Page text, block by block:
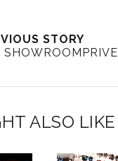
STORY
SHOWROOMPRIVE
ALSO LIKE